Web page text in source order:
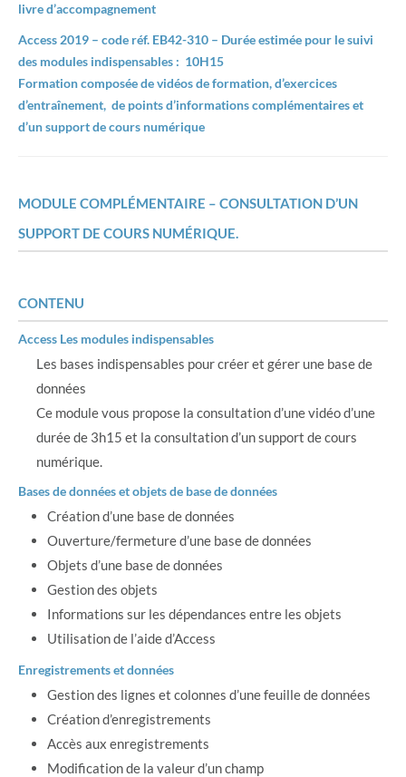
livre d’accompagnement
Access 2019 – code réf. EB42-310 – Durée estimée pour le suivi
des modules indispensables : 10H15
Formation composée de vidéos de formation, d’exercices
d’entraînement, de points d’informations complémentaires et
d’un support de cours numérique
MODULE COMPLÉMENTAIRE – CONSULTATION D’UN
SUPPORT DE COURS NUMÉRIQUE.
CONTENU
Access Les modules indispensables
Les bases indispensables pour créer et gérer une base de
données
Ce module vous propose la consultation d’une vidéo d’une
durée de 3h15 et la consultation d’un support de cours
numérique.
Bases de données et objets de base de données
Création d’une base de données
Ouverture/fermeture d’une base de données
Objets d’une base de données
Gestion des objets
Informations sur les dépendances entre les objets
Utilisation de l’aide d’Access
Enregistrements et données
Gestion des lignes et colonnes d’une feuille de données
Création d’enregistrements
Accès aux enregistrements
Modification de la valeur d’un champ